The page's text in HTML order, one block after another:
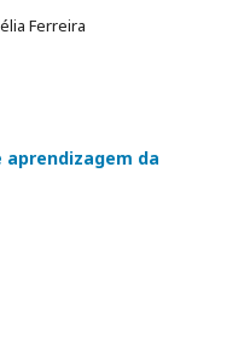
Ferreira
da